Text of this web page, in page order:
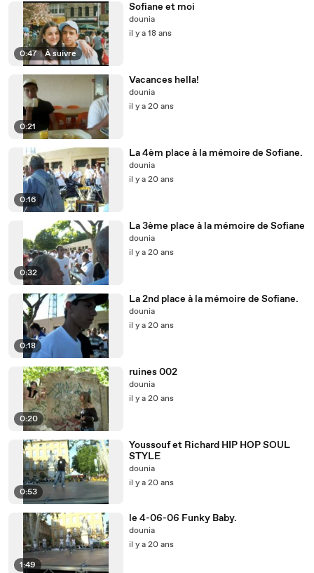
0:47 | À suivre
Sofiane et moi
dounia
il y a 18 ans
0:21
Vacances hella!
dounia
il y a 20 ans
0:16
La 4èm place à la mémoire de Sofiane.
dounia
il y a 20 ans
0:32
La 3ème place à la mémoire de Sofiane
dounia
il y a 20 ans
0:18
La 2nd place à la mémoire de Sofiane.
dounia
il y a 20 ans
0:20
ruines 002
dounia
il y a 20 ans
0:53
Youssouf et Richard HIP HOP SOUL
STYLE
dounia
il y a 20 ans
1:49
le 4-06-06 Funky Baby.
dounia
il y a 20 ans